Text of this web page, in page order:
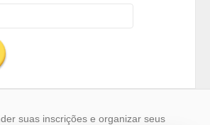
suas inscrições e organizar seus